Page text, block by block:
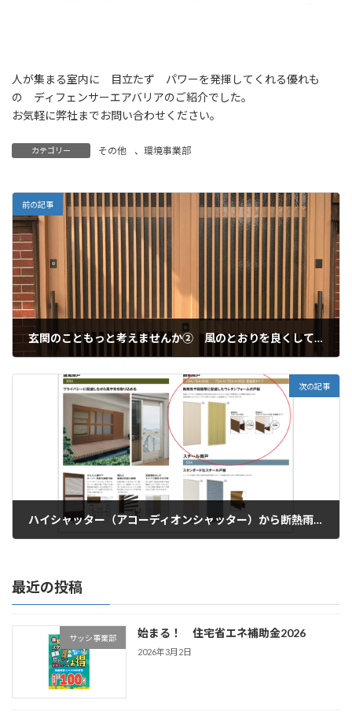
人が集まる室内に 目立たず パワーを発揮してくれる優れも
の ディフェンサーエアバリアのご紹介でした。
お気軽に弊社までお問い合わせください。
カテゴリー その他 、 環境事業部
前の記事
玄関のこともっと考えませんか② 風のとおりを良くして換気ができる
次の記事
ハイシャッター（アコーディオンシャッター）から断熱雨戸に交換
最近の投稿
サッシ事業部 始まる！ 住宅省エネ補助金2026
2026年3月2日